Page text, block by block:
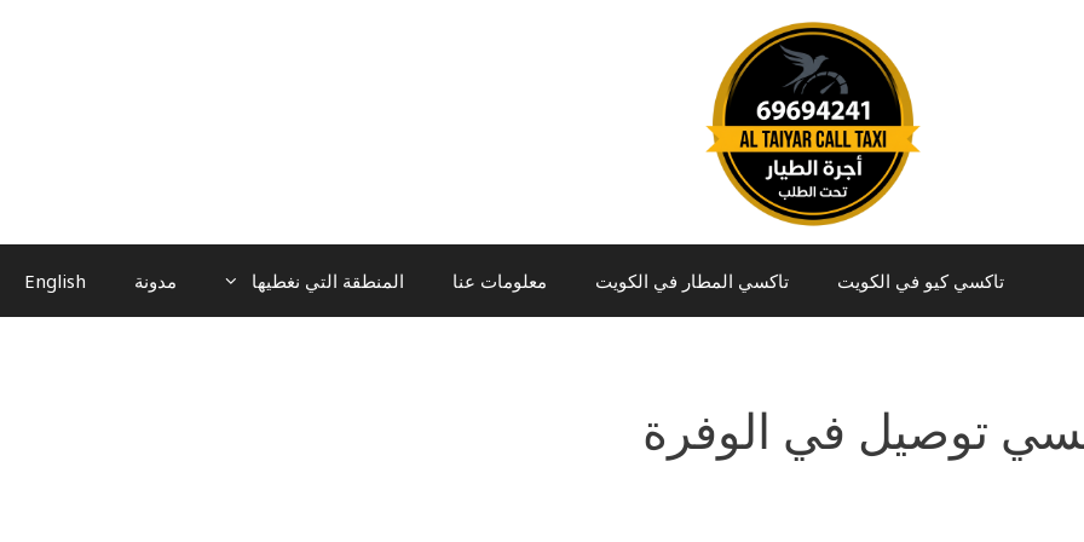
تاكسي كيو في الكويت تاكسي المطار في الكويت معلومات عنا المنطقة التي نغطيها مدونة English
توصيل في الوفرة